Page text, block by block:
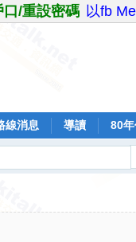
/重設密碼 以fb
線消息 導讀 80